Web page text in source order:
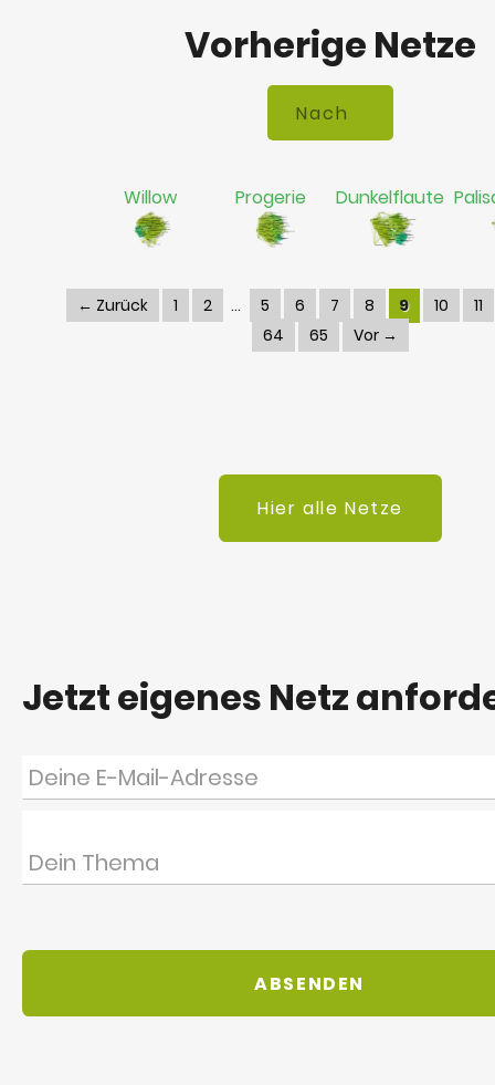
Vorherige Netze
Willow Progerie Dunkelflaute
← Zurück 1 2 5 6 7 8 9 10
11
64
65 Vor →
Hier alle Netze
Jetzt eigenes Netz